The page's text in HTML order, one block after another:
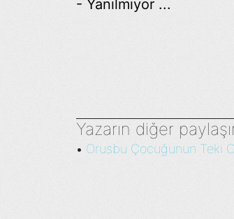
- Yanılmıyor ...
Yazarın diğer
• Orusbu Çocuğunun Teki